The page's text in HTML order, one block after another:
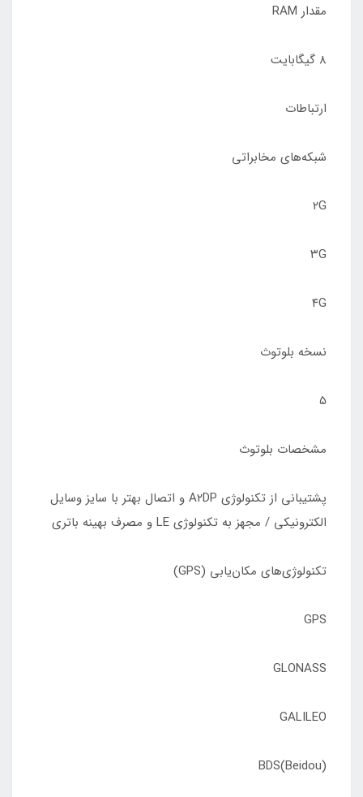
مقدار RAM
۸ گیگابایت
ارتباطات
شبکه‌های مخابراتی
۲G
۳G
۴G
نسخه بلوتوث
۵
مشخصات بلوتوث
پشتیبانی از تکنولوژی A۲DP و اتصال بهتر با سایز وسایل
الکترونیکی / مجهز به تکنولوژی LE و مصرف بهینه باتری
تکنولوژی‌های مکان‌یابی (GPS)
GPS
GLONASS
GALILEO
BDS(Beidou)